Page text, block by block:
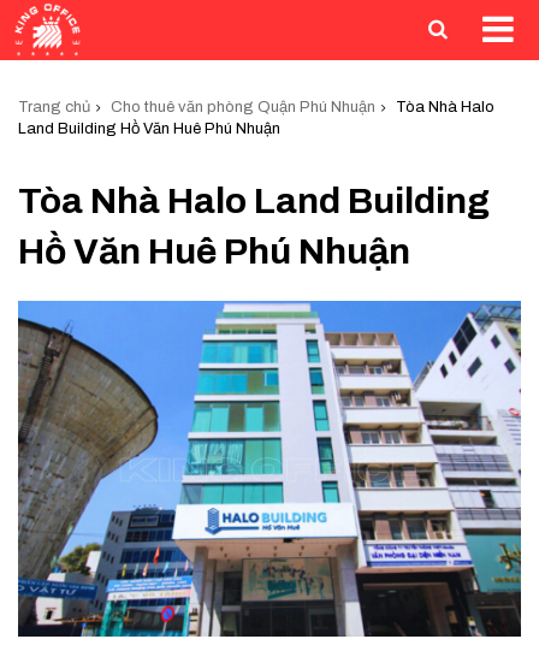
Trang chủ Cho thuê văn phòng Quận Phú Nhuận
Tòa Nhà Halo
Land Building Hồ Văn Huê Phú Nhuận
Tòa Nhà Halo Land Building
Hồ Văn Huê Phú Nhuận